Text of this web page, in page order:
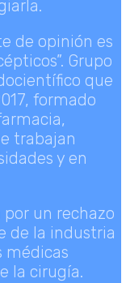
de opinión es
Grupo
que
formado
trabajan
y en
un rechazo
de la industria
médicas
la cirugía.